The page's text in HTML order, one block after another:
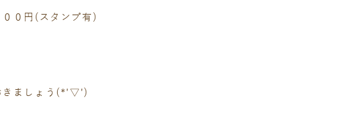
０円(スタンプ有)
きましょう(*'▽')